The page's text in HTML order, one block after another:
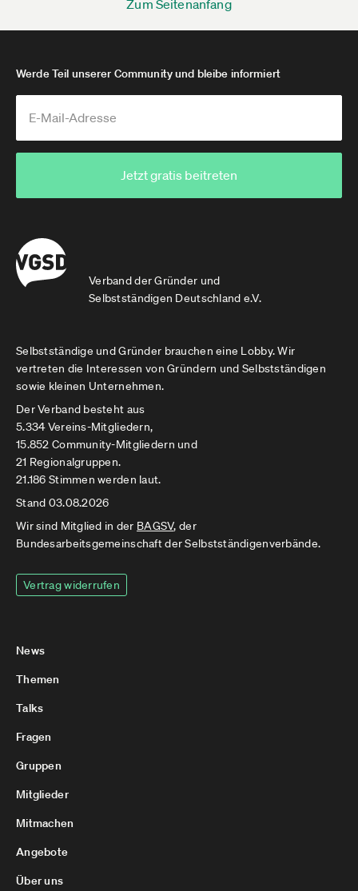
Zum Seitenanfang
Verband der Gründer und
Selbstständigen Deutschland e.V.
Werde Teil unserer Community und bleibe informiert
Jetzt gratis beitreten
Selbstständige und Gründer brauchen eine Lobby. Wir
vertreten die Interessen von Gründern und Selbstständigen
sowie kleinen Unternehmen.
Der Verband besteht aus
5.334 Vereins-Mitgliedern,
15.852 Community-Mitgliedern und
21 Regionalgruppen.
21.186 Stimmen werden laut.
Stand 03.08.2026
Wir sind Mitglied in der BAGSV, der
Bundesarbeitsgemeinschaft der Selbstständigenverbände.
Vertrag widerrufen
News
Themen
Talks
Fragen
Gruppen
Mitglieder
Mitmachen
Angebote
Über uns